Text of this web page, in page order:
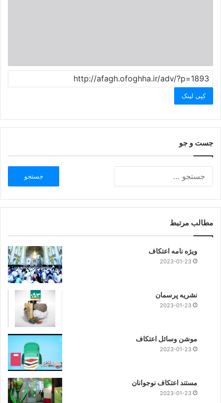
کپی لینک
جست و جو
مطالب مرتبط
ویژه نامه اعتکاف
2023-01-23
نشریه پرسمان
2023-01-23
موشن وسائل اعتکاف
2023-01-23
مستند اعتکاف نوجوانان
2023-01-23